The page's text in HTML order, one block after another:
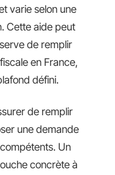
varie selon une
Cette aide peut
de remplir
en France,
défini.
de remplir
une demande
Un
concrète à